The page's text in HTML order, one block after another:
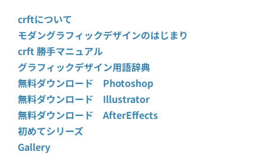
crftについて
モダングラフィックデザインのはじまり
crft 勝手マニュアル
グラフィックデザイン用語辞典
無料ダウンロード Photoshop
無料ダウンロード Illustrator
無料ダウンロード AfterEffects
初めてシリーズ
Gallery